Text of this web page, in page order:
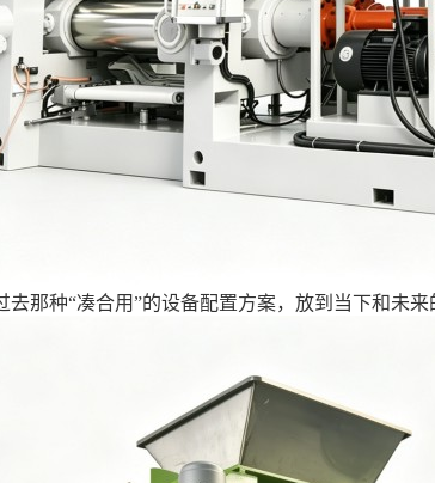
去那种“凑合用”的设备配置方案，放到当下和未